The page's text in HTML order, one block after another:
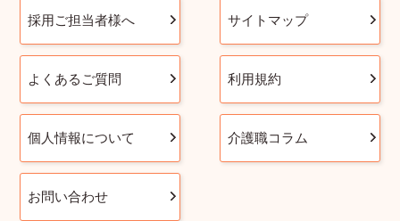
採用ご担当者様へ サイトマップ
よくあるご質問 利用規約
個人情報について 介護職コラム
お問い合わせ